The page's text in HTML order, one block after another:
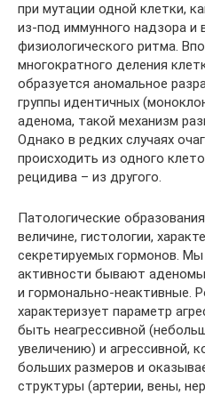
при мутации одной клетки,
из-под иммунного надзора и
физиологического ритма.
многократного деления
образуется аномальное
группы идентичных
аденома, такой механизм
Однако в редких случаях
происходить из одного
рецидива – из другого.
Патологические
величине, гистологии,
секретируемых гормонов.
активности бывают
и гормонально-неактивные.
характеризует параметр
быть неагрессивной
увеличению) и агрессивной,
больших размеров и
структуры (артерии, вены,